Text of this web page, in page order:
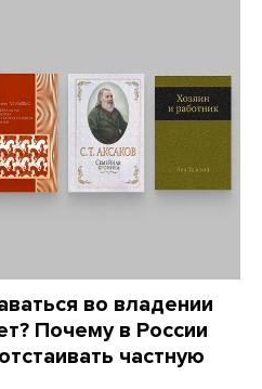
во владении
Почему в России
частную